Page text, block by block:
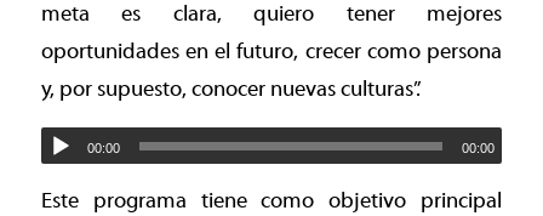
meta es clara, quiero tener mejores
oportunidades en el futuro, crecer como persona
y, por supuesto, conocer nuevas culturas”.
00:00 00:00
Este programa tiene como objetivo principal